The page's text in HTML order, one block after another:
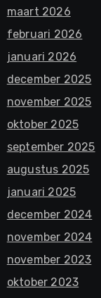
maart 2026
februari 2026
januari 2026
december 2025
november 2025
oktober 2025
september 2025
augustus 2025
januari 2025
december 2024
november 2024
november 2023
oktober 2023